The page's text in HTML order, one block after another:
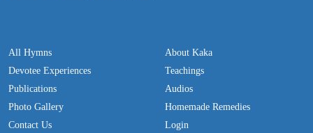
All Hymns
Devotee Experiences
Publications
Photo Gallery
Contact Us
About Kaka
Teachings
Audios
Homemade Remedies
Login